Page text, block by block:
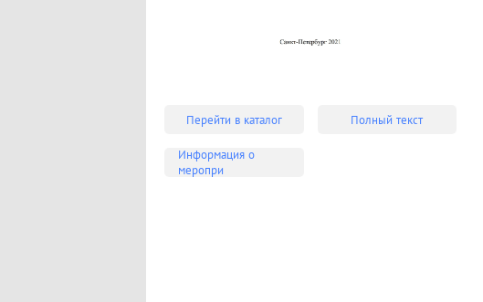
Перейти в каталог Полный текст
Информация о
меропри